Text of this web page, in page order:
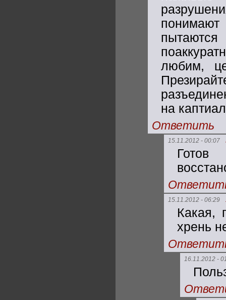
любим,
на
Ответить
15.11.2012 - 00:07
Готов
15.11.2012 - 06:29
Какая,
хрень
16.11.2012 -